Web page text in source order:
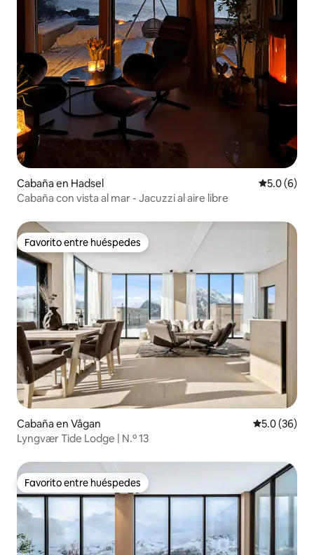
Cabaña en Hadsel
5.0 (6)
Cabaña con vista al mar - Jacuzzi al aire libre
Favorito entre huéspedes
Favorito entre huéspedes
Cabaña en Vågan Calificación
5.0 (36)
Lyngvær Tide Lodge | N.º 13
Favorito entre huéspedes
Favorito entre huéspedes